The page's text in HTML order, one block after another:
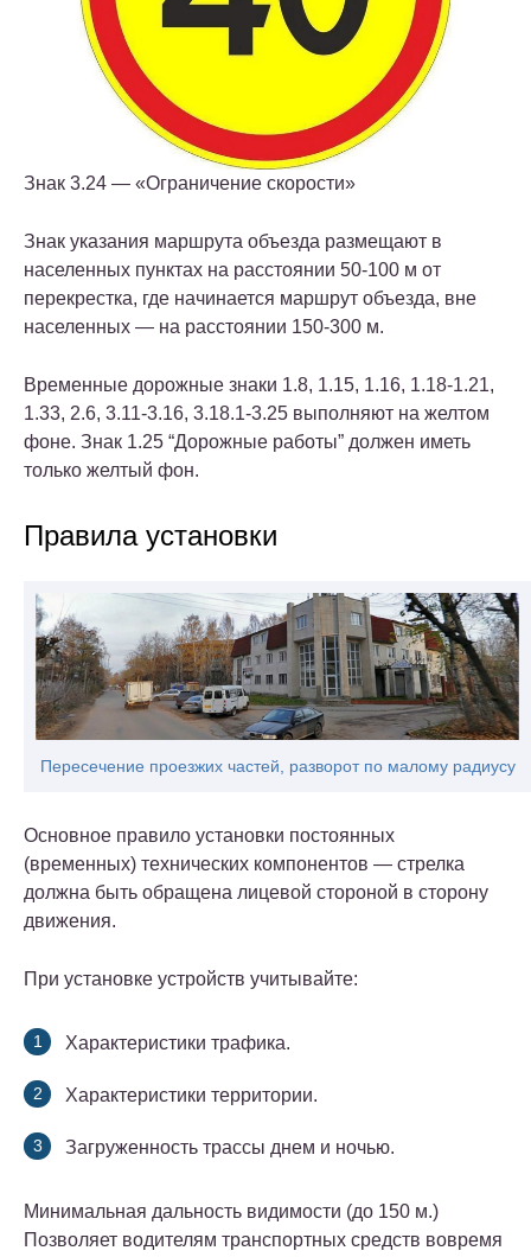
Знак 3.24 — «Ограничение скорости»
Знак указания маршрута объезда размещают в
населенных пунктах на расстоянии 50-100 м от
перекрестка, где начинается маршрут объезда, вне
населенных — на расстоянии 150-300 м.
Временные дорожные знаки 1.8, 1.15, 1.16, 1.18-1.21,
1.33, 2.6, 3.11-3.16, 3.18.1-3.25 выполняют на желтом
фоне. Знак 1.25 “Дорожные работы” должен иметь
только желтый фон.
Правила установки
Пересечение проезжих частей, разворот по малому радиусу
Основное правило установки постоянных
(временных) технических компонентов — стрелка
должна быть обращена лицевой стороной в сторону
движения.
При установке устройств учитывайте:
Характеристики трафика.
Характеристики территории.
Загруженность трассы днем ​​и ночью.
Минимальная дальность видимости (до 150 м.)
Позволяет водителям транспортных средств вовремя